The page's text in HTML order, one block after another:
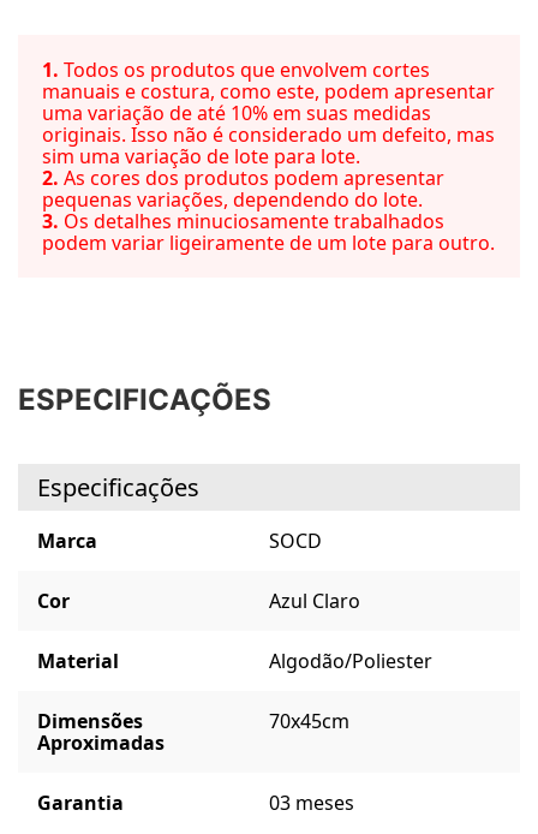
1. Todos os produtos que envolvem cortes
manuais e costura, como este, podem apresentar
uma variação de até 10% em suas medidas
originais. Isso não é considerado um defeito, mas
sim uma variação de lote para lote.
2. As cores dos produtos podem apresentar
pequenas variações, dependendo do lote.
3. Os detalhes minuciosamente trabalhados
podem variar ligeiramente de um lote para outro.
ESPECIFICAÇÕES
Especificações
Marca SOCD
Cor Azul Claro
Material Algodão/Poliester
Dimensões
Aproximadas
70x45cm
Garantia 03 meses